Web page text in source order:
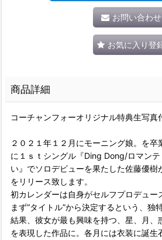
お問い合わせ
お気に入り登
商品詳細
コーチャンフォーオリジナル特典生写真
２０２１年１２月にモーニング娘。を卒
に１ｓｔシングル『Ding Dong/ロマン
い』でソロデビューを果たした佐藤優樹
をリリース致します。
初カレンダーは自身がセルフプロデュー
まず“タイトル”から決定するという、独
結果、彼女が最も興味を持つ、星、月、
を表現した作品に。各月には衣装に誕生